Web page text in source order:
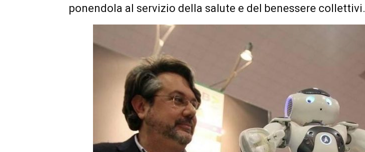
ponendola al servizio della salute e del benessere collettivi.